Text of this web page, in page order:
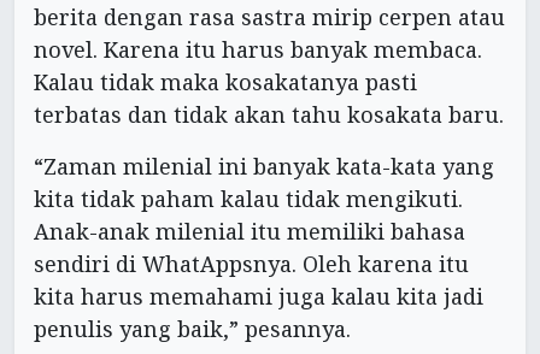
berita dengan rasa sastra mirip cerpen atau
novel. Karena itu harus banyak membaca.
Kalau tidak maka kosakatanya pasti
terbatas dan tidak akan tahu kosakata baru.
“Zaman milenial ini banyak kata-kata yang
kita tidak paham kalau tidak mengikuti.
Anak-anak milenial itu memiliki bahasa
sendiri di WhatAppsnya. Oleh karena itu
kita harus memahami juga kalau kita jadi
penulis yang baik,” pesannya.